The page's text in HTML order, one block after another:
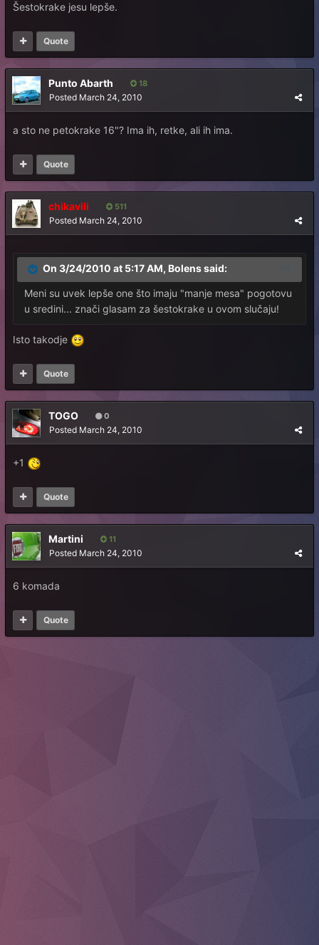
Šestokrake jesu lepše.
Quote
Punto Abarth 18
Posted March 24, 2010
a sto ne petokrake 16"? Ima ih, retke, ali ih ima.
Quote
chikavili 511
Posted March 24, 2010
On 3/24/2010 at 5:17 AM, Bolens said:
Meni su uvek lepše one što imaju "manje mesa" pogotovu
u sredini... znači glasam za šestokrake u ovom slučaju!
Isto takodje
Quote
TOGO 0
Posted March 24, 2010
+1
Quote
Martini 11
Posted March 24, 2010
6 komada
Quote